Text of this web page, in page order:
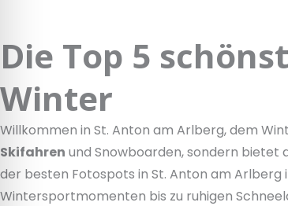
Die Top 5
Winter
Willkommen in St. Anton am Arlberg, dem
Skifahren und Snowboarden, sondern bietet
der besten Fotospots in St. Anton am
Wintersportmomenten bis zu ruhigen